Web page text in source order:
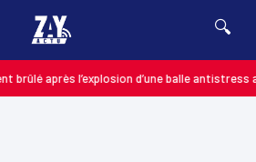
🔍
l’explosion d’une balle antistress